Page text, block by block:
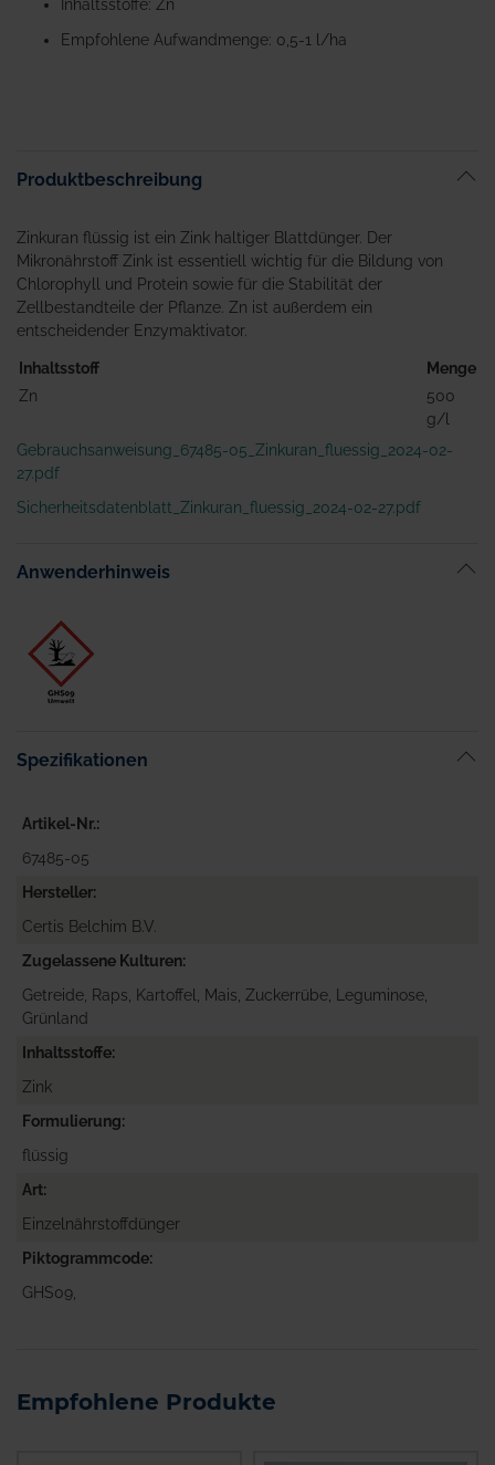
Anfang
Bildgalerie
Inhaltsstoffe: Zn
Empfohlene Aufwandmenge: 0,5-1 l/ha
Produktbeschreibung
Zinkuran flüssig ist ein Zink haltiger Blattdünger. Der
Mikronährstoff Zink ist essentiell wichtig für die Bildung von
Chlorophyll und Protein sowie für die Stabilität der
Zellbestandteile der Pflanze. Zn ist außerdem ein
entscheidender Enzymaktivator.
Inhaltsstoff
Menge
Zn
500
g/l
Gebrauchsanweisung_67485-05_Zinkuran_fluessig_2024-02-
27.pdf
Sicherheitsdatenblatt_Zinkuran_fluessig_2024-02-27.pdf
Anwenderhinweis
Spezifikationen
Artikel-Nr.
67485-05
Hersteller
Certis Belchim B.V.
Zugelassene Kulturen
Getreide, Raps, Kartoffel, Mais, Zuckerrübe, Leguminose,
Grünland
Inhaltsstoffe
Zink
Formulierung
flüssig
Art
Einzelnährstoffdünger
Piktogrammcode
GHS09,
Empfohlene Produkte